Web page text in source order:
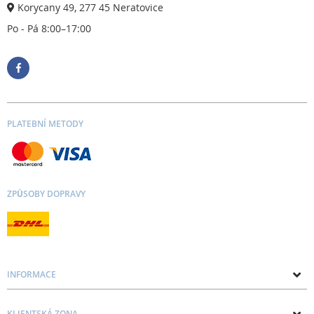
Korycany 49, 277 45 Neratovice
Po - Pá 8:00–17:00
PLATEBNÍ METODY
ZPŮSOBY DOPRAVY
INFORMACE